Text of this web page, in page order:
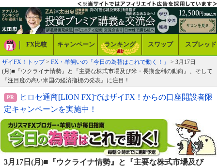
FX比較 キャンペーン ランキング スワップ スプレッド
ザイFX！トップ> FX・羊飼いの「今日の為替はこれで動く！」
> 3月17日
(月)■『ウクライナ情勢』と『主要な株式市場及び米・長期金利の動向』、そして
『注目度の高い米国の経済指標の発表』に注目！
ヒロセ通商[LION FX]ではザイFX！からの口座開設者限
定キャンペーンを実施中！
3月17日(月)■『ウクライナ情勢』と『主要な株式市場及び